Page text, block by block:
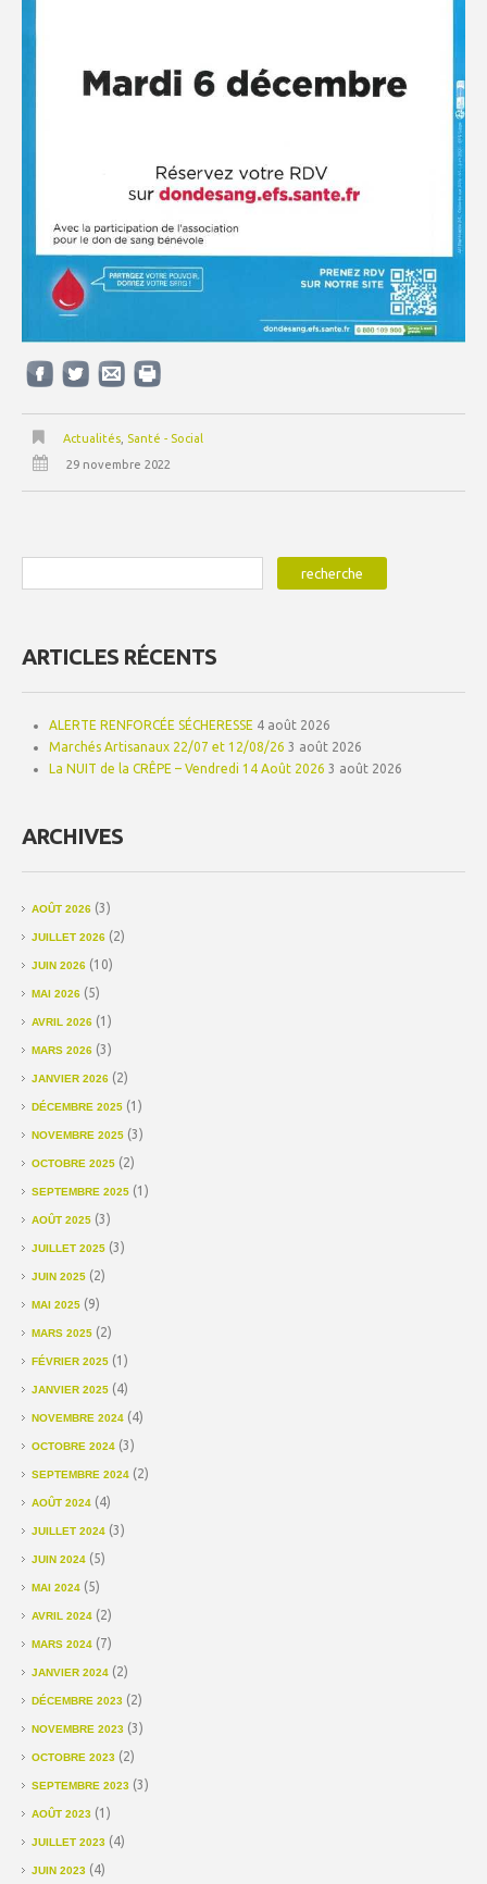
Actualités, Santé - Social
29 novembre 2022
ARTICLES RÉCENTS
ALERTE RENFORCÉE SÉCHERESSE 4 août 2026
Marchés Artisanaux 22/07 et 12/08/26 3 août 2026
La NUIT de la CRÊPE – Vendredi 14 Août 2026 3 août 2026
ARCHIVES
AOÛT 2026 (3)
JUILLET 2026 (2)
JUIN 2026 (10)
MAI 2026 (5)
AVRIL 2026 (1)
MARS 2026 (3)
JANVIER 2026 (2)
DÉCEMBRE 2025 (1)
NOVEMBRE 2025 (3)
OCTOBRE 2025 (2)
SEPTEMBRE 2025 (1)
AOÛT 2025 (3)
JUILLET 2025 (3)
JUIN 2025 (2)
MAI 2025 (9)
MARS 2025 (2)
FÉVRIER 2025 (1)
JANVIER 2025 (4)
NOVEMBRE 2024 (4)
OCTOBRE 2024 (3)
SEPTEMBRE 2024 (2)
AOÛT 2024 (4)
JUILLET 2024 (3)
JUIN 2024 (5)
MAI 2024 (5)
AVRIL 2024 (2)
MARS 2024 (7)
JANVIER 2024 (2)
DÉCEMBRE 2023 (2)
NOVEMBRE 2023 (3)
OCTOBRE 2023 (2)
SEPTEMBRE 2023 (3)
AOÛT 2023 (1)
JUILLET 2023 (4)
JUIN 2023 (4)